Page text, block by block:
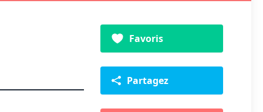
Favoris
Partagez